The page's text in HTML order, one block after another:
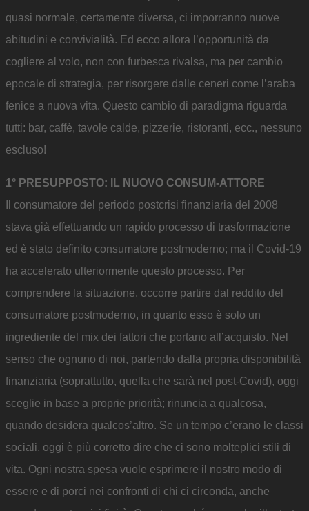
quasi normale, certamente diversa, ci imporranno nuove
abitudini e convivialità. Ed ecco allora l’opportunità da
cogliere al volo, non con furbesca rivalsa, ma per cambio
epocale di strategia, per risorgere dalle ceneri come l’araba
fenice a nuova vita. Questo cambio di paradigma riguarda
tutti: bar, caffè, tavole calde, pizzerie, ristoranti, ecc., nessuno
escluso!
1° PRESUPPOSTO: IL NUOVO CONSUM-ATTORE
Il consumatore del periodo postcrisi finanziaria del 2008
stava già effettuando un rapido processo di trasformazione
ed è stato definito consumatore postmoderno; ma il Covid-19
ha accelerato ulteriormente questo processo. Per
comprendere la situazione, occorre partire dal reddito del
consumatore postmoderno, in quanto esso è solo un
ingrediente del mix dei fattori che portano all’acquisto. Nel
senso che ognuno di noi, partendo dalla propria disponibilità
finanziaria (soprattutto, quella che sarà nel post-Covid), oggi
sceglie in base a proprie priorità; rinuncia a qualcosa,
quando desidera qualcos’altro. Se un tempo c’erano le classi
sociali, oggi è più corretto dire che ci sono molteplici stili di
vita. Ogni nostra spesa vuole esprimere il nostro modo di
essere e di porci nei confronti di chi ci circonda, anche